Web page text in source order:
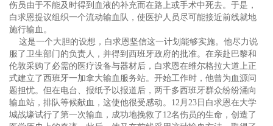
伤员由于不能及时得到血液的补充而在路上或手术中死去。于是，
白求恩提议组织一个流动输血队，使医护人员尽可能接近前线就地
施行输血。
这是一个大胆的设想，白求恩坚信这一计划能够实施。他尽力说
服了卫生部门的负责人，并得到西班牙政府的批准。在亲赴巴黎和
伦敦采购了必需的医疗设备与器材后，白求恩在维尔格拉大道上正
式建立了西班牙一加拿大输血服务站。开始工作时，他曾为血源问
题担忧。但在电台、报纸予以报道后，两千多西班牙群众纷纷涌向
输血站，排队等候献血，这使他很受感动。12月23日白求恩在大学
城战壕试行了第一次输血，成功地挽救了12名伤员的生命，创造了